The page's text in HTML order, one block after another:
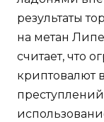
результаты
на метан
считает, что
криптовалют